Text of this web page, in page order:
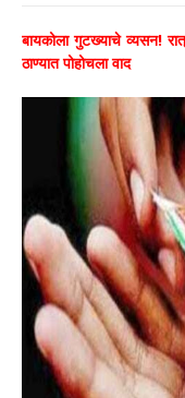
बायकोला गुटख्याचे व्यसन!
ठाण्यात पोहोचला वाद